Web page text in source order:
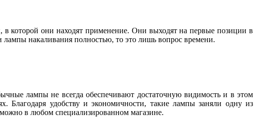
которой они находят применение. Они выходят на первые позиции в
лампы накаливания полностью, то это лишь вопрос времени.
лампы не всегда обеспечивают достаточную видимость и в этом
Благодаря удобству и экономичности, такие лампы заняли одну из
в любом специализированном магазине.